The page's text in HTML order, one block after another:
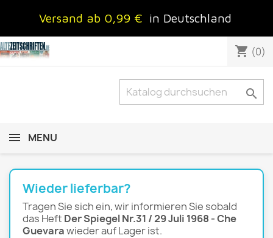
Versand ab 0,99 € in Deutschland
shopping_cart (0)

MENU
Wieder lieferbar?
Tragen Sie sich ein, wir informieren Sie sobald
das Heft Der Spiegel Nr.31 / 29 Juli 1968 - Che
Guevarawieder auf Lager ist.